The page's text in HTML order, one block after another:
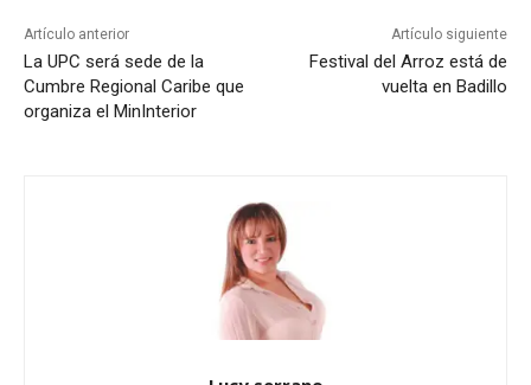
Artículo anterior
La UPC será sede de la
Cumbre Regional Caribe que
organiza el MinInterior
Artículo siguiente
Festival del Arroz está de
vuelta en Badillo